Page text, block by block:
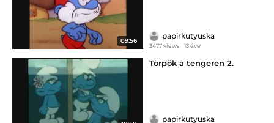
09:56
papirkutyuska
3477 views 13 éve
Törpök a tengeren 2.
papirkutyuska